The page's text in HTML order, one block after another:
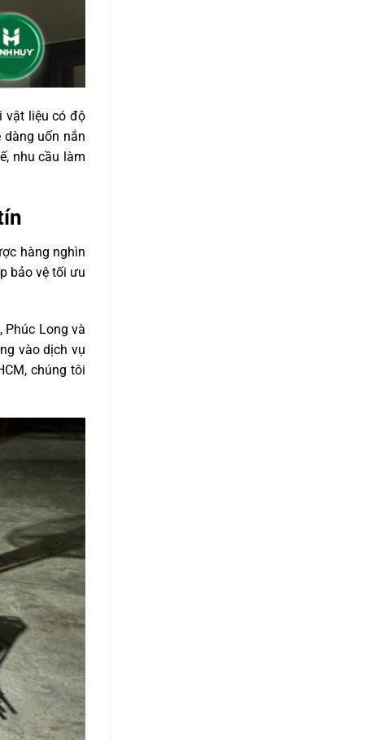
vật liệu có độ
uốn nắn
nhu cầu làm
hàng nghìn
bảo vệ tối ưu
Phúc Long và
vào dịch vụ
chúng tôi